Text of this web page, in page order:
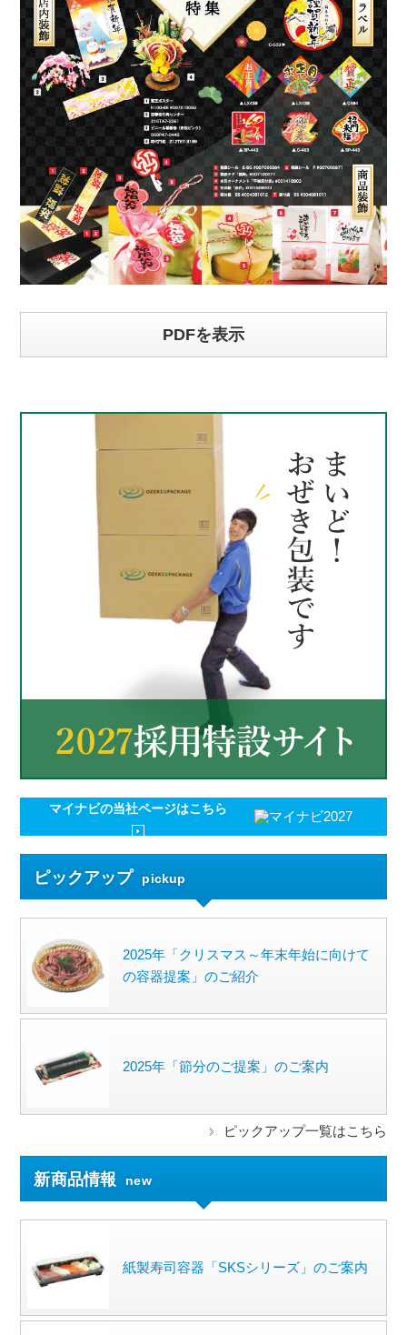
PDFを表示
マイナビの当社ページはこちら
ピックアップ pickup
2025年「クリスマス～年末年始に向けて
の容器提案」のご紹介
2025年「節分のご提案」のご案内
ピックアップ一覧はこちら
新商品情報 new
紙製寿司容器「SKSシリーズ」のご案内